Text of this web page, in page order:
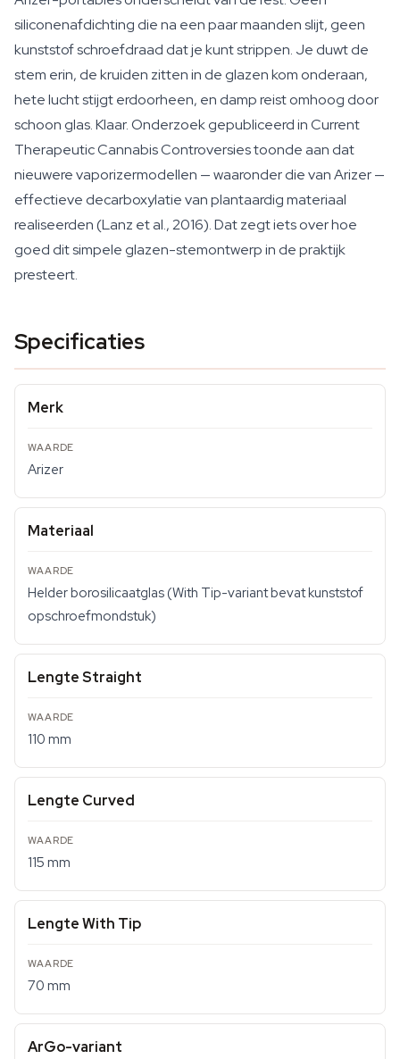
siliconenafdichting die na een paar maanden slijt, geen
kunststof schroefdraad dat je kunt strippen. Je duwt de
stem erin, de kruiden zitten in de glazen kom onderaan,
hete lucht stijgt erdoorheen, en damp reist omhoog door
schoon glas. Klaar. Onderzoek gepubliceerd inCurrent
Therapeutic Cannabis Controversiestoonde aan dat
nieuwere vaporizermodellen — waaronder die van Arizer —
effectieve decarboxylatie van plantaardig materiaal
realiseerden (Lanz et al., 2016). Dat zegt iets over hoe
goed dit simpele glazen-stemontwerp in de praktijk
presteert.
Specificaties
Merk
Arizer
Materiaal
Helder borosilicaatglas (With Tip-variant bevat kunststof
opschroefmondstuk)
Lengte Straight
110 mm
Lengte Curved
115 mm
Lengte With Tip
70 mm
ArGo-variant